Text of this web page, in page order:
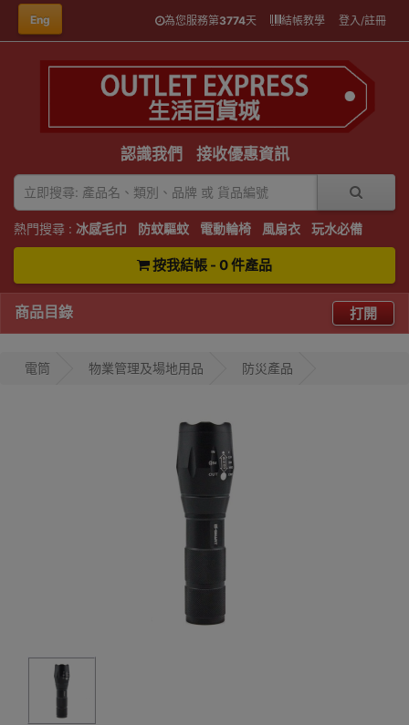
Eng 為您服務第3774天 結帳教學 登入/註冊
認識我們 接收優惠資訊
熱門搜尋 : 冰感毛巾 防蚊驅蚊 電動輪椅 風扇衣 玩水必備
按我結帳 - 0 件產品
商品目錄 打開
電筒 物業管理及場地用品 防災產品